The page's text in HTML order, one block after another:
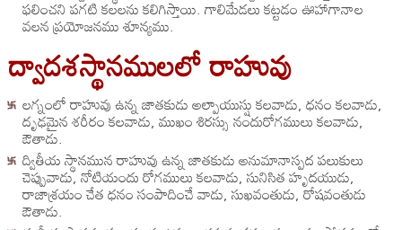
ఫలించని పగటి కలలను కలిగిస్తాయి. గాలిమేడలు కట్టడం ఊహాగానాల
వలన ప్రయోజనము శూన్యము.
ద్వాదశస్థానములలో రాహువు
లగ్నంలో రాహువు ఉన్న జాతకుడు అల్పాయుస్షు కలవాడు, ధనం కలవాడు,
దృఢమైన శరీరం కలవాడు, ముఖం శిరస్సు నందురోగములు కలవాడు,
ఔతాడు.
ద్వితీయ స్థానమున రాహువు ఉన్న జాతకుడు అనుమానాస్పద పలుకులు
చెప్పువాడు, నోటియందు రోగములు కలవాడు, సునిసిత హృదయుడు,
రాజాశ్రయం చేత ధనం సంపాదించే వాడు, సుఖవంతుడు, రోషవంతుడు
ఔతాడు.